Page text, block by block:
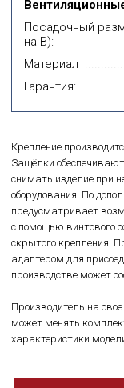
Посадочный
на В):
Материал
Гарантия:
Крепление
Защёлки
снимать изделие при
оборудования. По
предусматривает
с помощью винтового
скрытого крепления.
адаптером для
производстве может
Производитель на
может менять
характеристики